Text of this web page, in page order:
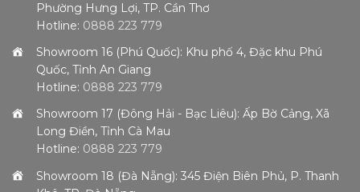
Phường Hưng Lợi, TP. Cần Thơ
Hotline: 0888 223 779
Showroom 16 (Phú Quốc): Khu phố 4, Đặc khu Phú
Quốc, Tỉnh An Giang
Hotline: 0888 223 779
Showroom 17 (Đông Hải - Bạc Liêu): Ấp Bờ Cảng, Xã
Long Điền, Tỉnh Cà Mau
Hotline: 0888 223 779
Showroom 18 (Đà Nẵng): 345 Điện Biên Phủ, P. Thanh